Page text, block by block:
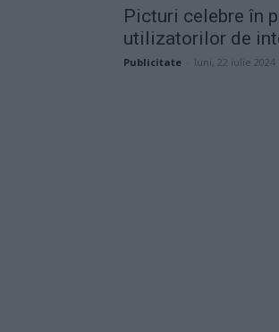
Picturi celebre în
utilizatorilor de
Publicitate luni, 22 iulie 2024